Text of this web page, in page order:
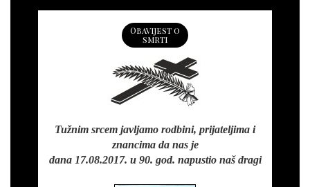
Obavijest o
smrti
Tužnim srcem javljamo rodbini, prijateljima i
znancima da nas je
dana 17.08.2017. u 90. god. napustio naš dragi